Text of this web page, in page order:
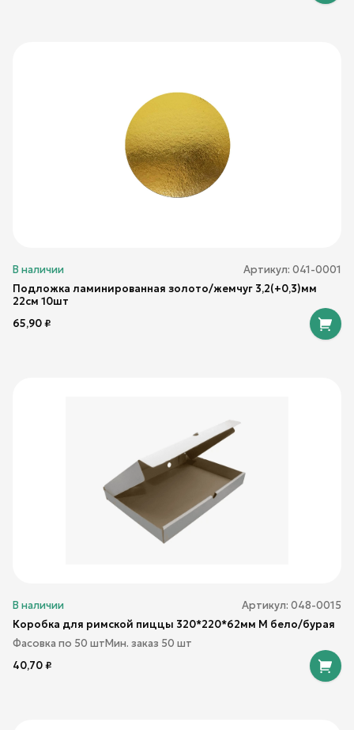
В наличии Артикул: 041-0001
Подложка ламинированная золото/жемчуг 3,2(+0,3)мм
22см 10шт
65,90₽
В наличии Артикул: 048-0015
Коробка для римской пиццы 320*220*62мм М бело/бурая
Фасовка по 50 штМин. заказ 50 шт
40,70₽